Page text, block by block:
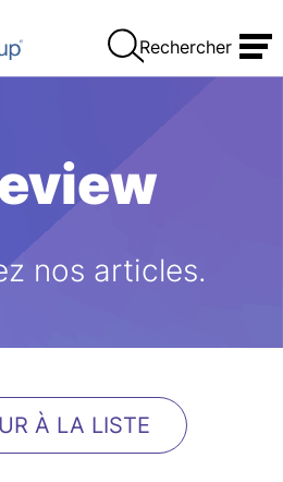
Rechercher
nos articles.
À LA LISTE